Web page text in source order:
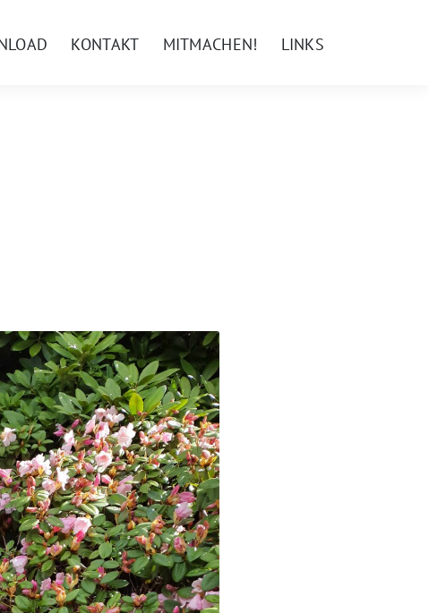
KONTAKT MITMACHEN! LINKS